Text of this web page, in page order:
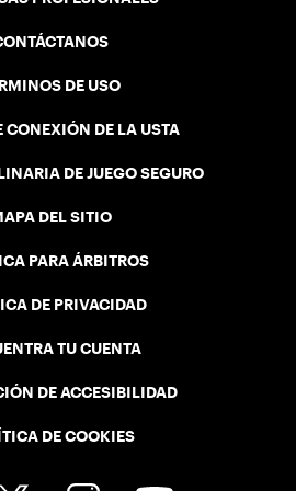
DE USO
CONEXIÓN DE LA USTA
DE JUEGO SEGURO
DEL SITIO
PARA ÁRBITROS
DE PRIVACIDAD
TU CUENTA
DE ACCESIBILIDAD
DE COOKIES